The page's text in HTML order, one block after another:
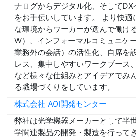
ナログからデジタル化、そして
をお手伝いしています。 より快適
な環境からワーカーが選んで働け
W）、インフォーマルコミュニケ
業務外の会話）の活性化、自席を
レス、集中しやすいワークブース
など様々な仕組みとアイデアでみ
る職場づくりをしています。
株式会社 AOI開発センター
弊社は光学機器メーカーとして半
学関連製品の開発・製造を行って